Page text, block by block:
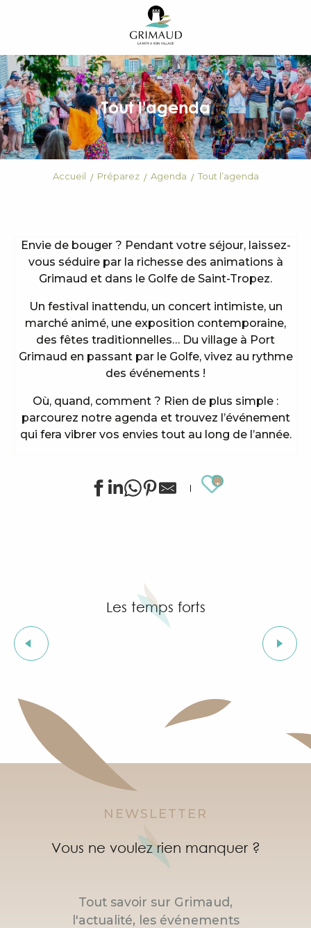
principal
Tout l'agenda
Accueil Préparez Agenda Tout l’agenda
Envie de bouger ? Pendant votre séjour, laissez-
vous séduire par la richesse des animations à
Grimaud et dans le Golfe de Saint-Tropez.
Un festival inattendu, un concert intimiste, un
marché animé, une exposition contemporaine,
des fêtes traditionnelles… Du village à Port
Grimaud en passant par le Golfe, vivez au rythme
des événements !
Où, quand, comment ? Rien de plus simple :
parcourez notre agenda et trouvez l’événement
qui fera vibrer vos envies tout au long de l’année.
Ajouter
Visite guidée du village de Grimaud (guide privée)
Marché à Port Grimaud
Brocante du Mas de Bagatin
Courses d'orientation dans le village de Grimaud
Atelier d'introduction aux vins natures au Clos des B
Les temps forts
Course de caisses à savon : La Grimobile
NEWSLETTER
Vous ne voulez rien manquer ?
Tout savoir sur Grimaud,
l'actualité, les événements